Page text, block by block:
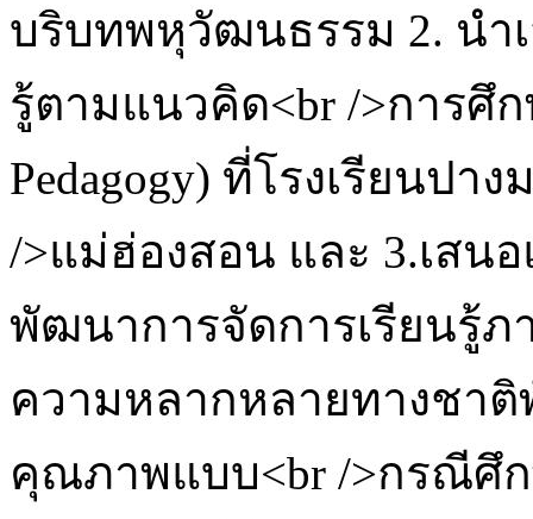
บริบทพหุวัฒนธรรม 2. นำ
รู้ตามแนวคิด<br />การศึ
Pedagogy) ที่โรงเรียนปา
/>แม่ฮ่องสอน และ 3.เสน
พัฒนาการจัดการเรียนรู้
ความหลากหลายทางชาติ
คุณภาพแบบ<br />กรณีศึ